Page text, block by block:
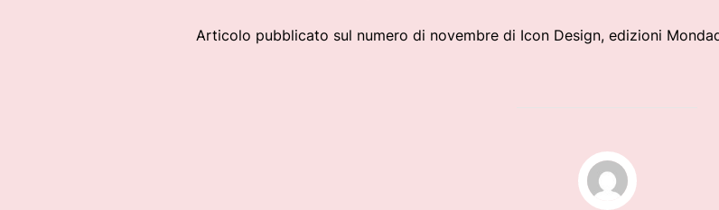
Articolo pubblicato sul numero di novembre di Icon Design, edizioni
AUTORE DELL'ARTICOLO